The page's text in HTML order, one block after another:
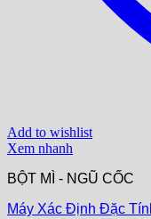
Add to wishlist
Xem nhanh
BỘT MÌ - NGŨ CỐC
Máy Xác Định Đặc